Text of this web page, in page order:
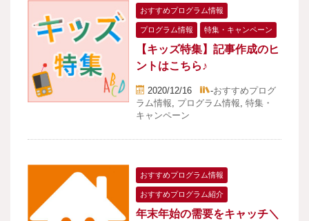
おすすめプログラム情報
プログラム情報 特集・キャンペーン
【キッズ特集】記事作成のヒ
ントはこちら♪
2020/12/16 -おすすめプログ
ラム情報, プログラム情報,特集・
キャンペーン
おすすめプログラム情報
おすすめプログラム紹介
年末年始の需要をキャッチ＼